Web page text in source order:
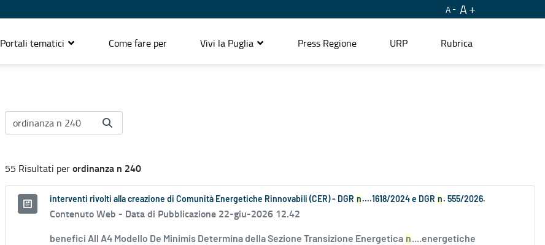
A A
Portali tematici Come fare per Vivi la Puglia Press Regione URP Rubrica
55 Risultati perordinanza n 240
interventi rivolti alla creazione di Comunità Energetiche Rinnovabili (CER) - DGR n ....1618/2024 e DGR n . 555/2026.
Contenuto Web - Data di Pubblicazione 22-giu-2026 12.42
benefici All A4 Modello De Minimis Determina della Sezione Transizione Energetica n....energetiche